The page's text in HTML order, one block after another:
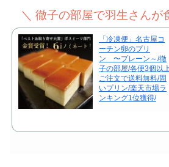
＼ 徹子の部屋で羽生さんが
「冷凍便」名古屋コ
ーチン卵のプリ
ン 〜プレーン～/徹
子の部屋/各便3個以
ご注文で送料無料/固
いプリン/楽天市場ラ
ンキング1位獲得/